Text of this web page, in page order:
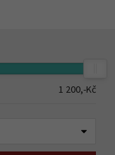
1 200,-Kč